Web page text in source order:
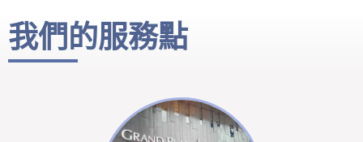
我們的服務點